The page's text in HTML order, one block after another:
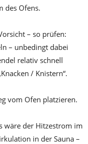
des Ofens.
– so prüfen:
– unbedingt dabei
relativ schnell
/ Knistern“.
vom Ofen platzieren.
wäre der Hitzestrom im
in der Sauna –